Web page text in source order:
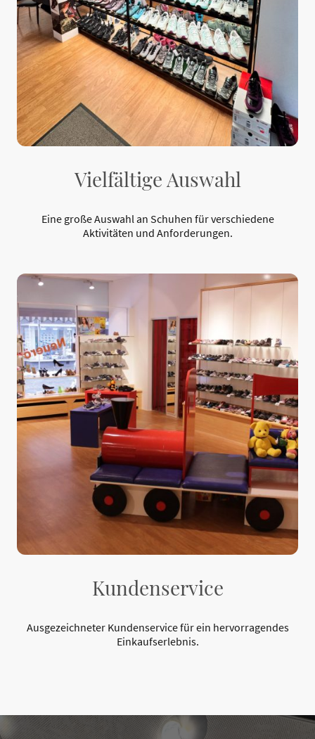
Vielfältige Auswahl
Eine große Auswahl an Schuhen für verschiedene
Aktivitäten und Anforderungen.
Kundenservice
Ausgezeichneter Kundenservice für ein hervorragendes
Einkaufserlebnis.